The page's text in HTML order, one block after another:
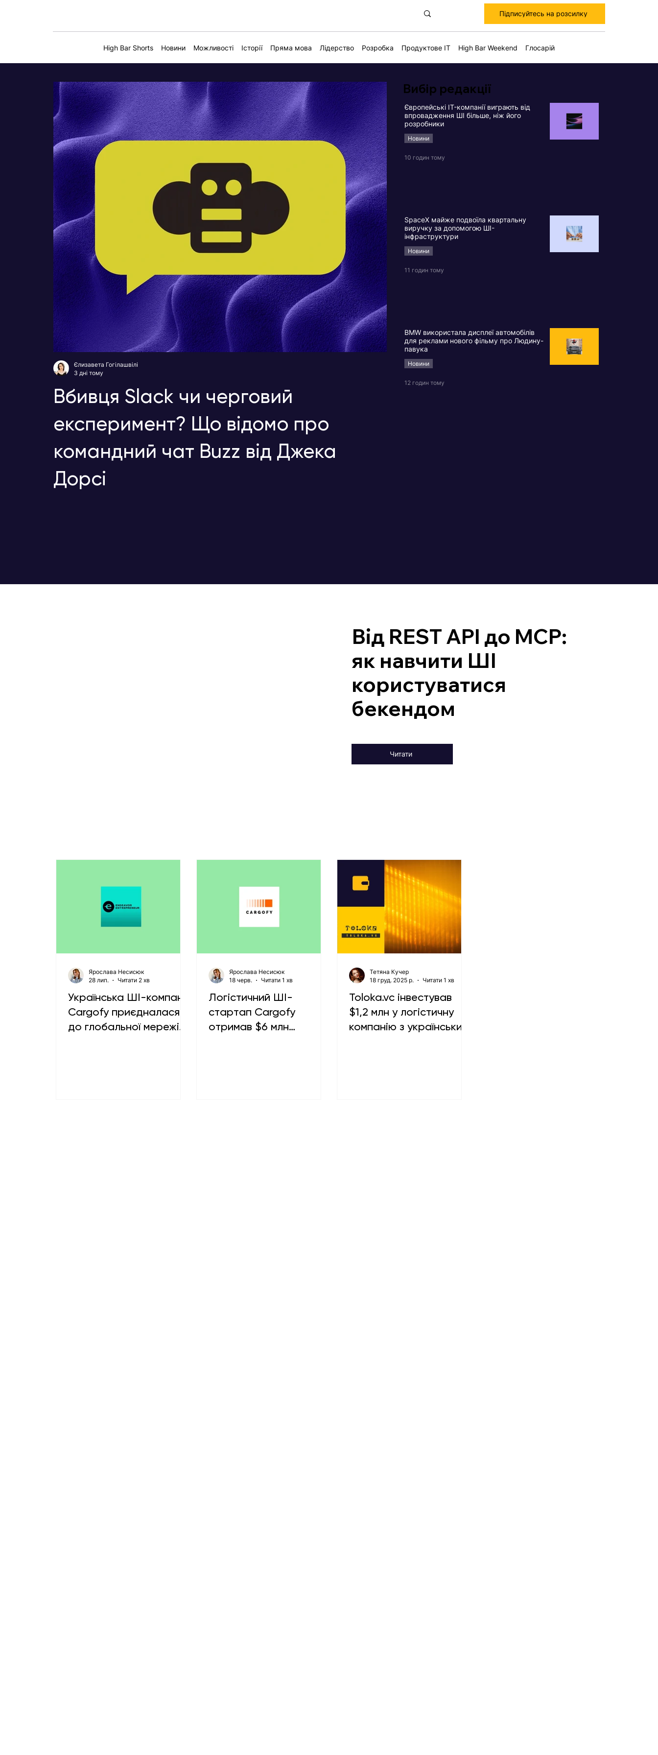
Підписуйтесь на розсилку
High Bar Shorts Новини Можливості Історії Пряма мова Лідерство Розробка Продуктове IT High Bar Weekend Глосарій
Від REST API до MCP:
як навчити ШІ
користуватися
бекендом
Читати
Українська ШІ-компанія
Cargofy приєдналася
до глобальної мережі
Ярослава Несисюк
28 лип.
Читати 2 хв
Логістичний ШІ-
стартап Cargofy
отримав $6 млн
Ярослава Несисюк
18 черв.
Читати 1 хв
Toloka.vc інвестував
$1,2 млн у логістичну
компанію з українським
Тетяна Кучер
18 груд. 2025 р.
Читати 1 хв
Вбивця Slack чи черговий
експеримент? Що відомо про
командний чат Buzz від Джека
Дорсі
Єлизавета Гогілашвілі
3 дні тому
Вибір редакції
Європейські IT-компанії виграють від
впровадження ШІ більше, ніж його
розробники
Новини
10 годин тому
SpaceX майже подвоїла квартальну
виручку за допомогою ШІ-
інфраструктури
Новини
11 годин тому
BMW використала дисплеї автомобілів
для реклами нового фільму про Людину-
павука
Новини
12 годин тому